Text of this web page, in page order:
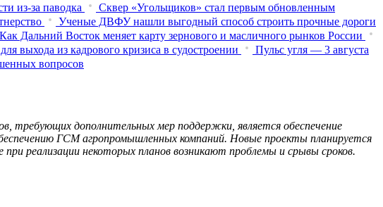
из‑за паводка
Сквер «Угольщиков» стал первым обновленным
Ученые ДВФУ нашли выгодный способ строить прочные дороги
Как Дальний Восток меняет карту зернового и масличного рынков России
выхода из кадрового кризиса в судостроении
Пульс угля — 3 августа
вопросов
требующих дополнительных мер поддержки, является обеспечение
ГСМ агропромышленных компаний. Новые проекты планируется
реализации некоторых планов возникают проблемы и срывы сроков.